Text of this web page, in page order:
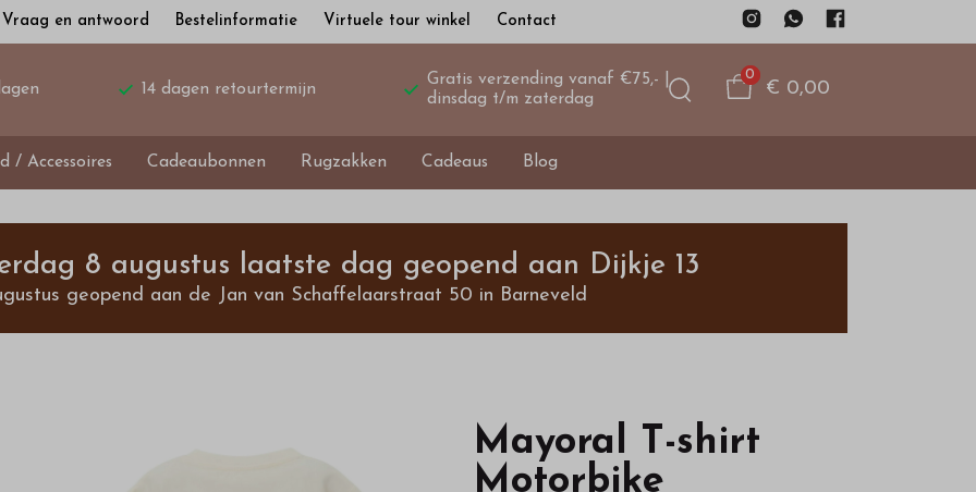
Vraag en antwoord Bestelinformatie Virtuele tour winkel Contact
14 dagen retourtermijn
Gratis verzending vanaf €75,- |
dinsdag t/m zaterdag
0
€ 0,00
/ Accessoires Cadeaubonnen Rugzakken Cadeaus Blog
8 augustus laatste dag geopend aan Dijkje 13
geopend aan de Jan van Schaffelaarstraat 50 in Barneveld
Mayoral T-shirt
Motorbike